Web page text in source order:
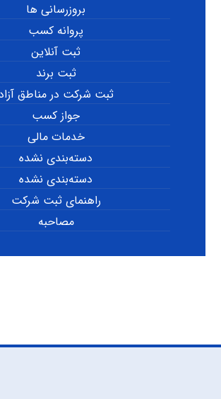
بروزرسانی ها
پروانه کسب
ثبت آنلاین
ثبت برند
ثبت شرکت در مناطق
جواز کسب
خدمات مالی
دسته‌بندی نشده
دسته‌بندی نشده
راهنمای ثبت شرکت
مصاحبه